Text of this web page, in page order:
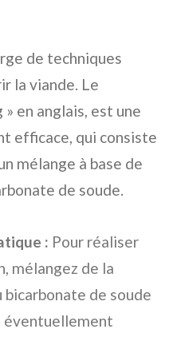
de techniques
la viande. Le
en anglais, est une
efficace, qui consiste
mélange à base de
de soude.
: Pour réaliser
mélangez de la
bicarbonate de soude
éventuellement